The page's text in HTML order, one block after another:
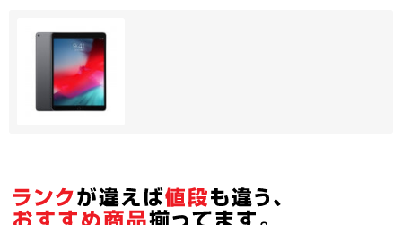
ただし機能別のみ「and検索」となります。